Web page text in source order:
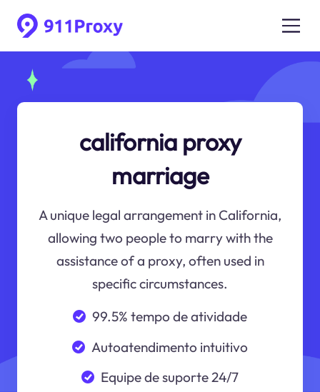
california proxy
marriage
A unique legal arrangement in California,
allowing two people to marry with the
assistance of a proxy, often used in
specific circumstances.
99.5% tempo de atividade
Autoatendimento intuitivo
Equipe de suporte 24/7